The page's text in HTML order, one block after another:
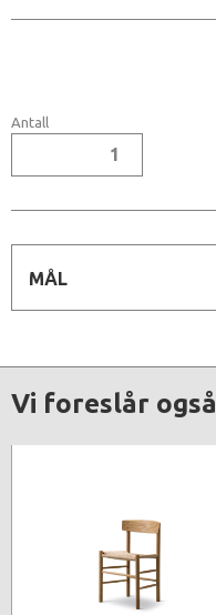
Antall
MÅL
Vi foreslår også